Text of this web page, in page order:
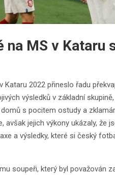
MS v Kataru
2022 přineslo řadu
výsledků v základní
s pocitem ostudy a
avšak jejich výkony ukázaly, že
a výsledky, které si český
soupeři, který byl považován